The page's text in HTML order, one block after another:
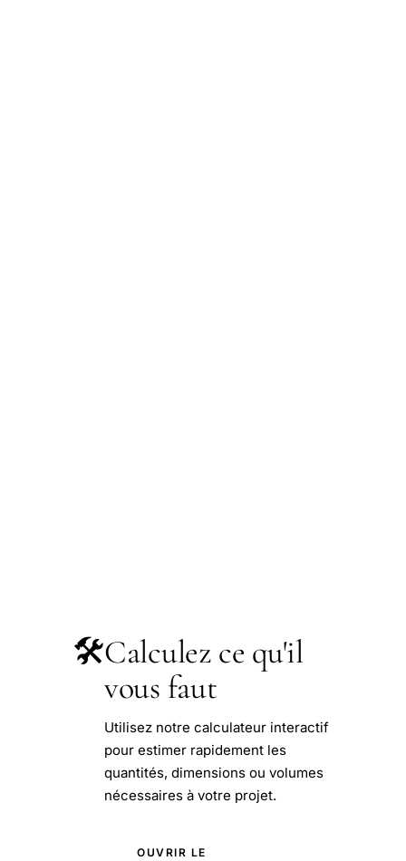
🛠️Calculez ce qu'il
vous faut
Utilisez notre calculateur interactif
pour estimer rapidement les
quantités, dimensions ou volumes
nécessaires à votre projet.
OUVRIR LE